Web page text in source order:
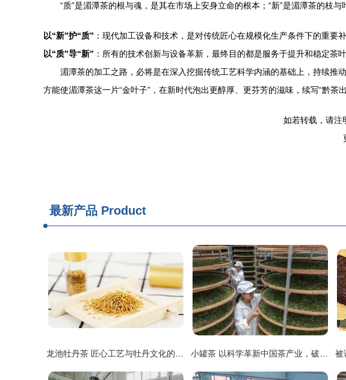
“质”是湄潭茶的根与魂，是其在市场上安身立命的根本；“新”是湄潭茶的枝
以“新”护“质” ：现代加工设备和技术，是对传统匠心在规模化生产条件下的重要
以“质”导“新” ：所有的技术创新与设备革新，最终目的都是服务于提升和稳定茶
湄潭茶的加工之路，必将是在深入挖掘传统工艺科学内涵的基础上，持续推
方能使湄潭茶这一片“金叶子”，在新时代泡出更醇厚、更芬芳的滋味，续写“黔茶出
如若转载，请注
最新产品 Product